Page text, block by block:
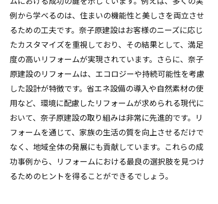
例から学べるのは、住まいの機能性と美しさを両立させ
るための工夫です。奈子原建設はお客様のニーズに応じ
たカスタマイズを重視しており、その結果として、満足
度の高いリフォームが実現されています。さらに、奈子
原建設のリフォームは、エコロジーや持続可能性を考慮
した設計が特徴です。省エネ設備の導入や自然素材の使
用など、環境に配慮したリフォームが求められる現代に
おいて、奈子原建設の取り組みは非常に先進的です。リ
フォームを通じて、家族の生活の質を向上させるだけで
なく、地域全体の発展にも貢献しています。これらの成
功事例から、リフォームにおける最良の選択肢を見つけ
るためのヒントを得ることができるでしょう。